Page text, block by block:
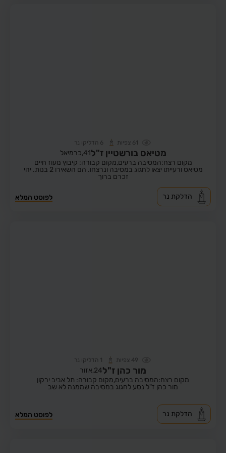
61 צפיות 6 הדליקו נר
מטיאס בורשטיין ז"ל41, כרמיאל
מקום רצח:המסיבה ברעים,מקום קבורה: קיבוץ מעוז חיים
מטיאס ורעייתו יצאו לחגוג במסיבה ונרצחו. הם השאירו 2 בנות. יהי
זכרם ברוך
לפוסט המלא הדלקת נר
49 צפיות 1 הדליקו נר
מור כהן ז"ל24, אזור
מקום רצח:המסיבה ברעים,מקום קבורה: תל אביב ירקון
מור כהן ז"ל נסע לחגוג במסיבה שממנה לא שב
לפוסט המלא הדלקת נר